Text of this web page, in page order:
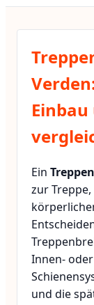
Ein
zur
Innen-
und die